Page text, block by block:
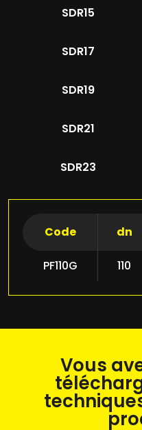
SDR15
SDR17
SDR19
SDR21
SDR23
Code dn
PF110G 110
Vous